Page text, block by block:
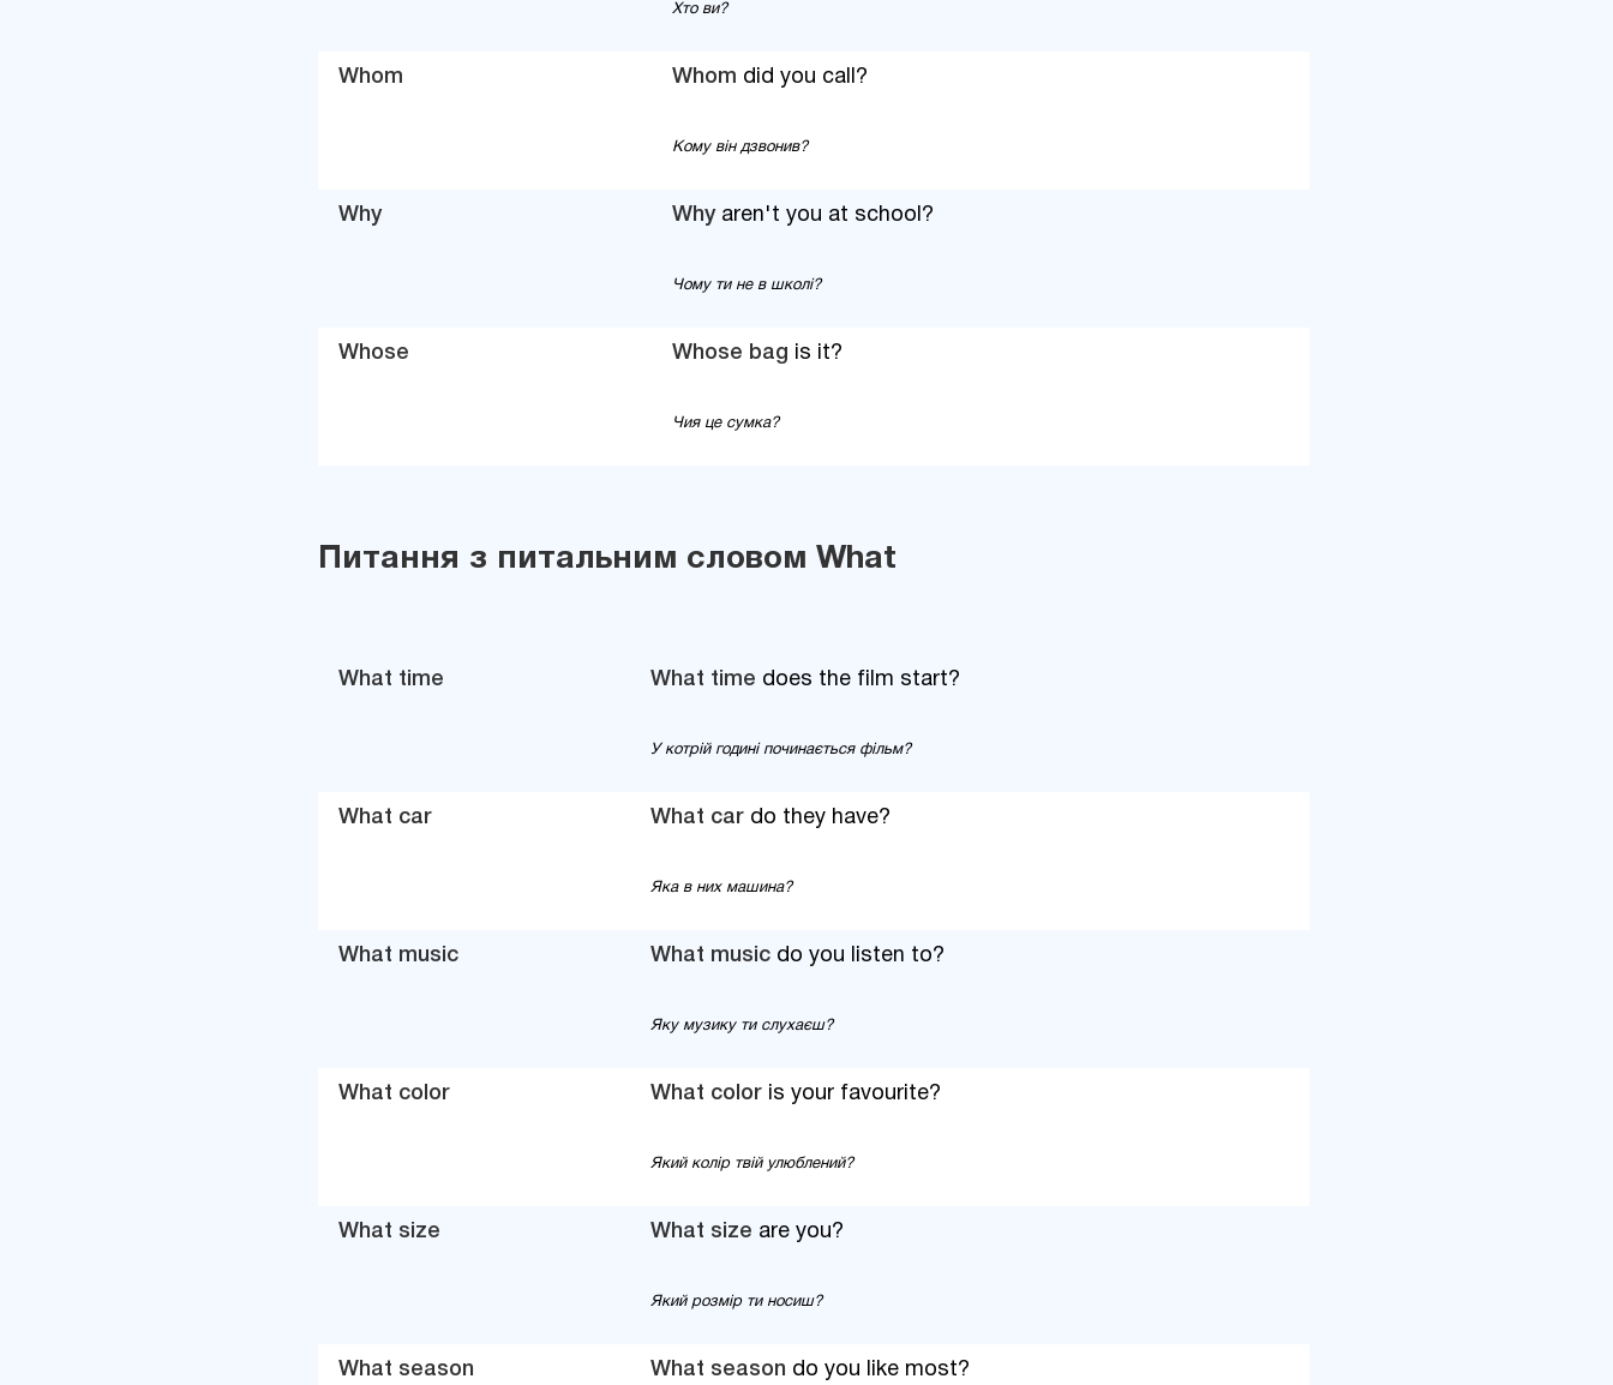
Хто ви?
Whom Whom did you call?
Кому він дзвонив?
Why Whyaren't you at school?
Чому ти не в школі?
Whose Whose bag is it?
Чия це сумка?
Питання з питальним словом What
What time What time does the film start?
У котрій годині починається фільм?
What car What cardo they have?
Яка в них машина?
What music What musicdo you listen to?
Яку музику ти слухаєш?
What color What coloris your favourite?
Який колір твій улюблений?
What size What size are you?
Який розмір ти носиш?
What season What season do you like most?